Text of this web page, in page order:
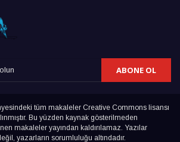
ABONE OL
tüm makaleler Creative Commons lisansı
Bu yüzden kaynak gösterilmeden
makaleler yayından kaldırılamaz. Yazılar
yazarların sorumluluğu altındadır.